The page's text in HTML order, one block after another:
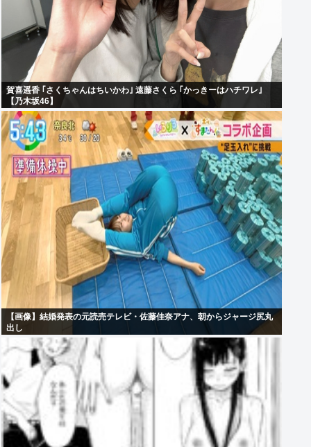
賀喜遥香 ｢さくちゃんはちいかわ｣ 遠藤さくら ｢かっきーはハチワレ｣
【乃木坂46】
【画像】結婚発表の元読売テレビ・佐藤佳奈アナ、朝からジャージ尻丸
出し